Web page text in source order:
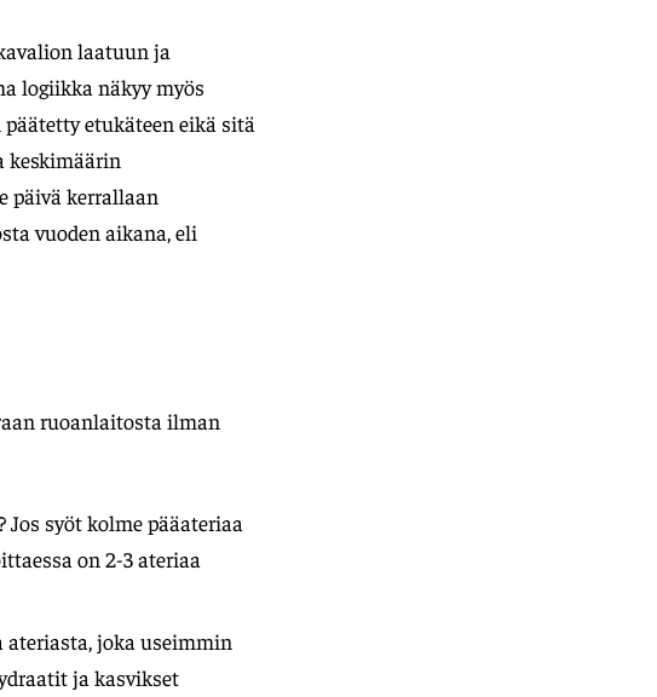
laatuun ja
logiikka näkyy myös
etukäteen eikä sitä
keskimäärin
päivä kerrallaan
vuoden aikana, eli
ruoanlaitosta ilman
syöt kolme pääateriaa
on 2-3 ateriaa
ateriasta, joka useimmin
ja kasvikset